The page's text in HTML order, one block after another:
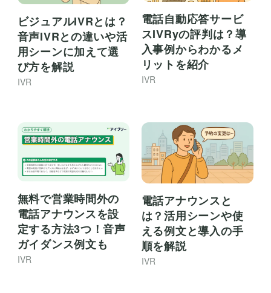
ビジュアルIVRとは？
音声IVRとの違いや活
用シーンに加えて選
び方を解説
IVR
電話自動応答サービ
スIVRyの評判は？導
入事例からわかるメ
リットを紹介
IVR
無料で営業時間外の
電話アナウンスを設
定する方法3つ！音声
ガイダンス例文も
IVR
電話アナウンスと
は？活用シーンや使
える例文と導入の手
順を解説
IVR